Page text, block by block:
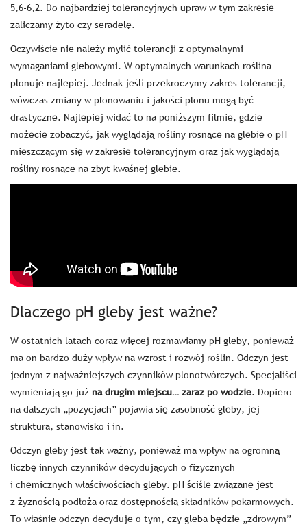
5,6-6,2. Do najbardziej tolerancyjnych upraw w tym zakresie
zaliczamy żyto czy seradelę.
Oczywiście nie należy mylić tolerancji z optymalnymi
wymaganiami glebowymi. W optymalnych warunkach roślina
plonuje najlepiej. Jednak jeśli przekroczymy zakres tolerancji,
wówczas zmiany w plonowaniu i jakości plonu mogą być
drastyczne. Najlepiej widać to na poniższym filmie, gdzie
możecie zobaczyć, jak wyglądają rośliny rosnące na glebie o pH
mieszczącym się w zakresie tolerancyjnym oraz jak wyglądają
rośliny rosnące na zbyt kwaśnej glebie.
Dlaczego pH gleby jest ważne?
W ostatnich latach coraz więcej rozmawiamy pH gleby, ponieważ
ma on bardzo duży wpływ na wzrost i rozwój roślin. Odczyn jest
jednym z najważniejszych czynników plonotwórczych. Specjaliści
wymieniają go już na drugim miejscu… zaraz po wodzie. Dopiero
na dalszych „pozycjach” pojawia się zasobność gleby, jej
struktura, stanowisko i in.
Odczyn gleby jest tak ważny, ponieważ ma wpływ na ogromną
liczbę innych czynników decydujących o fizycznych
i chemicznych właściwościach gleby. pH ściśle związane jest
z żyznością podłoża oraz dostępnością składników pokarmowych.
To właśnie odczyn decyduje o tym, czy gleba będzie „zdrowym”